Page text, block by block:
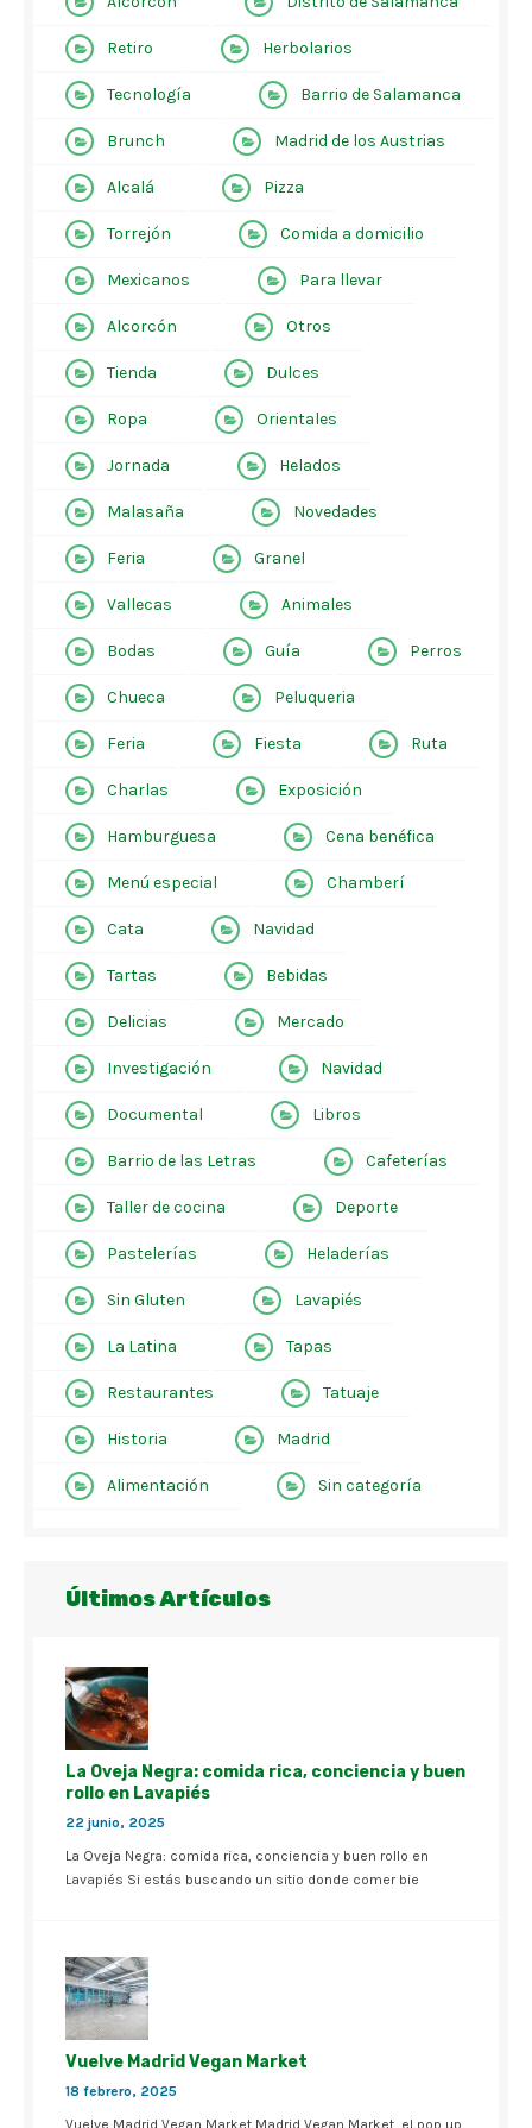
Retiro Herbolarios
Tecnología Barrio de Salamanca
Brunch Madrid de los Austrias
Alcalá Pizza
Torrejón Comida a domicilio
Mexicanos Para llevar
Alcorcón Otros
Tienda Dulces
Ropa Orientales
Jornada Helados
Malasaña Novedades
Feria Granel
Vallecas Animales
Bodas Guía Perros
Chueca Peluqueria
Feria Fiesta Ruta
Charlas Exposición
Hamburguesa Cena benéfica
Menú especial Chamberí
Cata Navidad
Tartas Bebidas
Delicias Mercado
Investigación Navidad
Documental Libros
Barrio de las Letras Cafeterías
Taller de cocina Deporte
Pastelerías Heladerías
Sin Gluten Lavapiés
La Latina Tapas
Restaurantes Tatuaje
Historia Madrid
Alimentación Sin categoría
Últimos Artículos
La Oveja Negra: comida rica, conciencia y buen
rollo en Lavapiés
22 junio, 2025
La Oveja Negra: comida rica, conciencia y buen rollo en
Lavapiés Si estás buscando un sitio donde comer bie
Vuelve Madrid Vegan Market
18 febrero, 2025
Vuelve Madrid Vegan Market Madrid Vegan Market, el pop up